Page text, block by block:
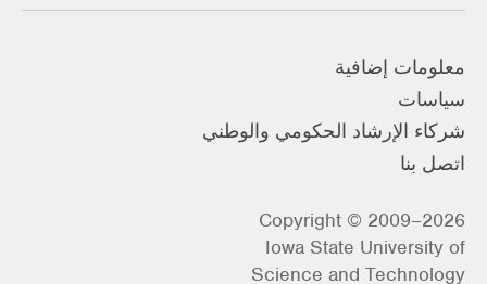
معلومات إضافية
سياسات
شركاء الإرشاد الحكومي والوطني
اتصل بنا
Copyright © 2009–2026
Iowa State University of
Science and Technology